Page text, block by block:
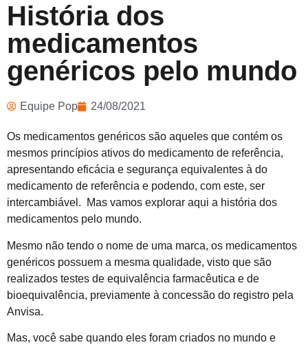
História dos
medicamentos
genéricos pelo mundo
Equipe Pop 24/08/2021
Os medicamentos genéricos são aqueles que contém os
mesmos princípios ativos do medicamento de referência,
apresentando eficácia e segurança equivalentes à do
medicamento de referência e podendo, com este, ser
intercambiável. Mas vamos explorar aqui a história dos
medicamentos pelo mundo.
Mesmo não tendo o nome de uma marca, os medicamentos
genéricos possuem a mesma qualidade, visto que são
realizados testes de equivalência farmacêutica e de
bioequivalência, previamente à concessão do registro pela
Anvisa.
Mas, você sabe quando eles foram criados no mundo e